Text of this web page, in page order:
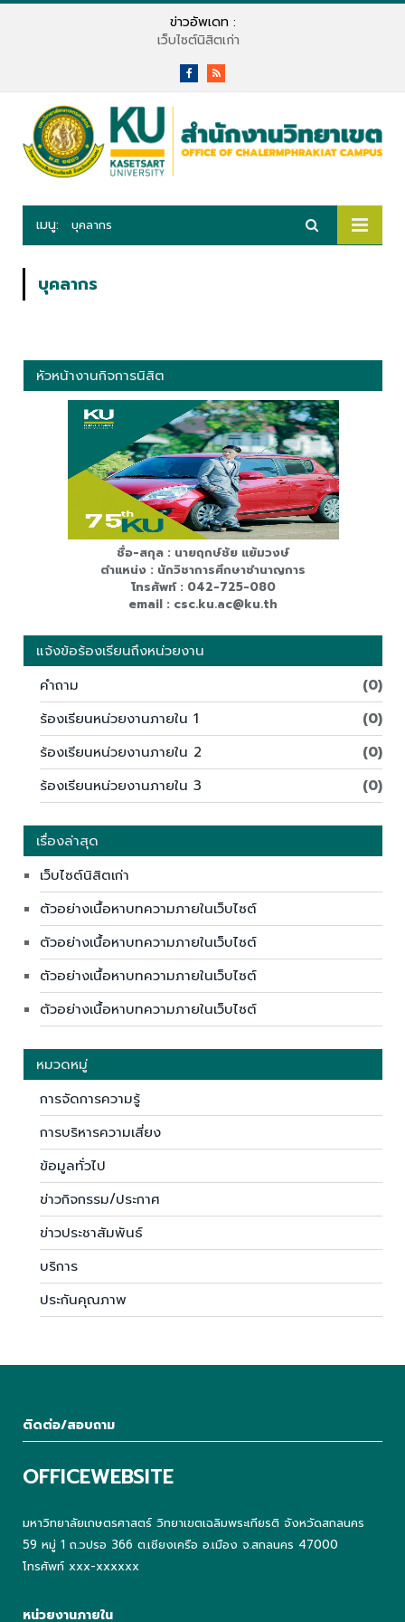
ข่าวอัพเดท :
เว็บไซต์นิสิตเก่า
FacebookRSS
เมนู: บุคลากร
บุคลากร
หัวหน้างานกิจการนิสิต
ชื่อ-สกุล : นายฤกษ์ชัย แย้มวงษ์
ตำแหน่ง : นักวิชาการศึกษาชำนาญการ
โทรศัพท์ : 042-725-080
email : csc.ku.ac@ku.th
แจ้งข้อร้องเรียนถึงหน่วยงาน
คำถาม
(0)
ร้องเรียนหน่วยงานภายใน 1
(0)
ร้องเรียนหน่วยงานภายใน 2
(0)
ร้องเรียนหน่วยงานภายใน 3
(0)
เรื่องล่าสุด
เว็บไซต์นิสิตเก่า
ตัวอย่างเนื้อหาบทความภายในเว็บไซต์
ตัวอย่างเนื้อหาบทความภายในเว็บไซต์
ตัวอย่างเนื้อหาบทความภายในเว็บไซต์
ตัวอย่างเนื้อหาบทความภายในเว็บไซต์
หมวดหมู่
การจัดการความรู้
การบริหารความเสี่ยง
ข้อมูลทั่วไป
ข่าวกิจกรรม/ประกาศ
ข่าวประชาสัมพันธ์
บริการ
ประกันคุณภาพ
ติดต่อ/สอบถาม
OFFICEWEBSITE
มหาวิทยาลัยเกษตรศาสตร์ วิทยาเขตเฉลิมพระเกียรติ จังหวัดสกลนคร
59 หมู่ 1 ถ.วปรอ 366 ต.เชียงเครือ อ.เมือง จ.สกลนคร 47000
โทรศัพท์ xxx-xxxxxx
หน่วยงานภายใน